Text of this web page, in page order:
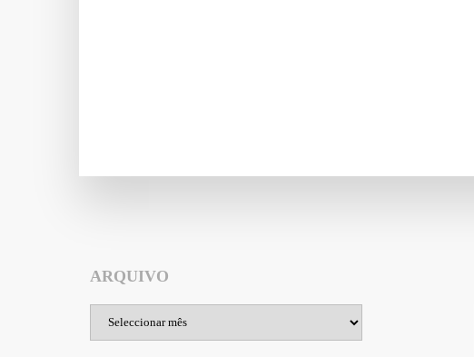
ARQUIVO
Arquivo